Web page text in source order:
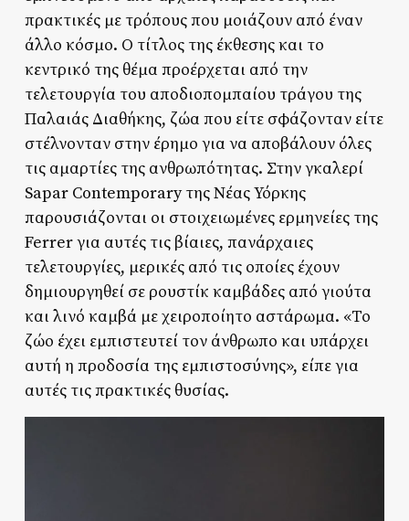
πρακτικές με τρόπους που μοιάζουν από έναν
άλλο κόσμο. Ο τίτλος της έκθεσης και το
κεντρικό της θέμα προέρχεται από την
τελετουργία του αποδιοπομπαίου τράγου της
Παλαιάς Διαθήκης, ζώα που είτε σφάζονταν είτε
στέλνονταν στην έρημο για να αποβάλουν όλες
τις αμαρτίες της ανθρωπότητας. Στην γκαλερί
Sapar Contemporary της Νέας Υόρκης
παρουσιάζονται οι στοιχειωμένες ερμηνείες της
Ferrer για αυτές τις βίαιες, πανάρχαιες
τελετουργίες, μερικές από τις οποίες έχουν
δημιουργηθεί σε ρουστίκ καμβάδες από γιούτα
και λινό καμβά με χειροποίητο αστάρωμα. «Το
ζώο έχει εμπιστευτεί τον άνθρωπο και υπάρχει
αυτή η προδοσία της εμπιστοσύνης», είπε για
αυτές τις πρακτικές θυσίας.